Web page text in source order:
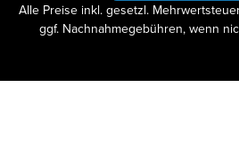
Alle Preise inkl. gesetzl.
ggf. Nachnahmegebühren, wenn